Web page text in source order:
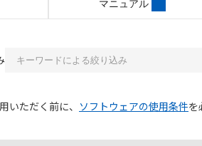
マニュアル
いただく前に、 ソフトウェアの使用条件を